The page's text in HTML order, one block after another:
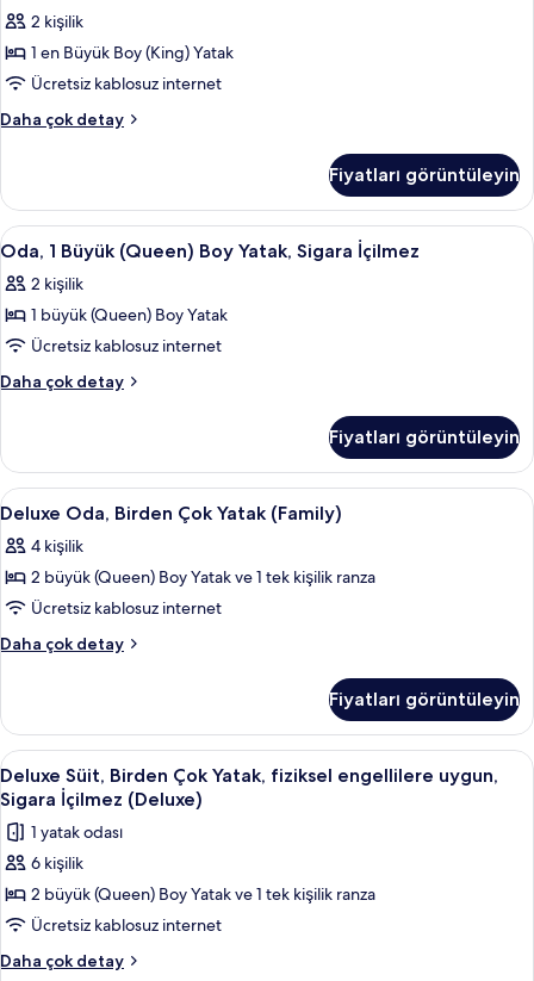
tüm
fotoğrafları
görün
Sigara
İçilmez
hakkında
daha
fazla
detay
1
En
Büyük
(King)
Balkon
için
tüm
fotoğrafları
görün
2 kişilik
1 en Büyük Boy (King) Yatak
Ücretsiz kablosuz internet
Daha çok detay
Superior
Büyük
(King)
Boy
Balkon
hakkında
daha
fazla
detay
Fiyatları görüntüleyin
Oda,
1
Büyük
(Queen)
Boy
Yatak,
için
tüm
fotoğrafları
görün
Mısır pamuklu çarşaf takımı, kaliteli
5
Oda, 1 Büyük (Queen) Boy Yatak, Sigara İçilmez
2 kişilik
1 büyük (Queen) Boy Yatak
Ücretsiz kablosuz internet
Daha çok detay
Oda,
Boy
Yatak,
Sigara
hakkında
daha
fazla
detay
Fiyatları görüntüleyin
Deluxe
Oda,
Birden
Çok
Yatak
(Family)
fotoğrafları
görün
Mısır pamuklu çarşaf takımı, kaliteli
4
Deluxe Oda, Birden Çok Yatak (Family)
4 kişilik
2 büyük (Queen) Boy Yatak ve 1 tek kişilik ranza
Ücretsiz kablosuz internet
Daha çok detay
Deluxe
Yatak
(Family)
hakkında
daha
fazla
detay
Fiyatları görüntüleyin
Deluxe
Süit,
Birden
Çok
Yatak,
fiziksel
engellilere
uygun,
Mısır pamuklu çarşaf takımı, kaliteli
4
Deluxe Süit, Birden Çok Yatak, fiziksel engellilere uygun,
Sigara İçilmez (Deluxe)
1 yatak odası
6 kişilik
2 büyük (Queen) Boy Yatak ve 1 tek kişilik ranza
Ücretsiz kablosuz internet
Daha çok detay
Deluxe